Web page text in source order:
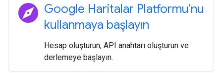
explore Google Haritalar Platformu'nu
kullanmaya başlayın
Hesap oluşturun, API anahtarı oluşturun ve
derlemeye başlayın.